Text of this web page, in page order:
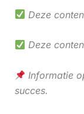
Deze
Deze
Informatie
succes.